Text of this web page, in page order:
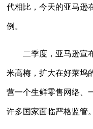
代相比，今天的亚马逊
例。
二季度，亚马逊宣
米高梅，扩大在好莱坞
营一个生鲜零售网络、
许多国家面临严格监管。